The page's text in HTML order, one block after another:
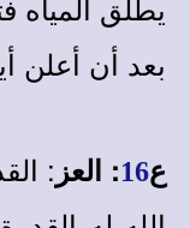
بعد أن أعلن أيوب قدرة
ع16
: العز :